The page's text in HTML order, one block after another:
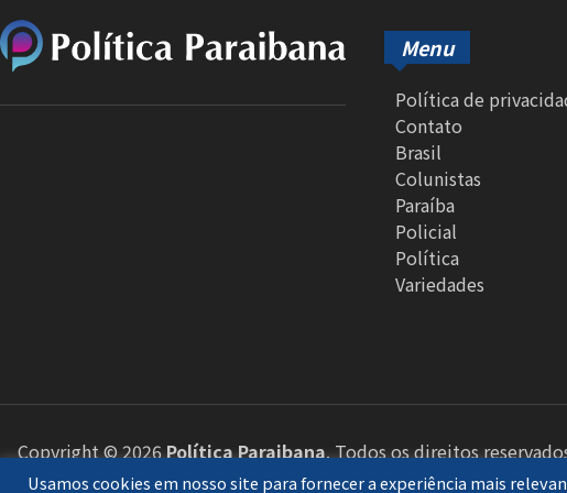
Menu
Política de
Contato
Brasil
Colunistas
Paraíba
Policial
Política
Variedades
Copyright © 2026Política Paraibana. Todos os direitos
Usamos cookies em nosso site para fornecer a experiência mais